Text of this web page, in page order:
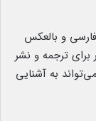
و بالعکس
ترجمه و نشر
به آشنایی